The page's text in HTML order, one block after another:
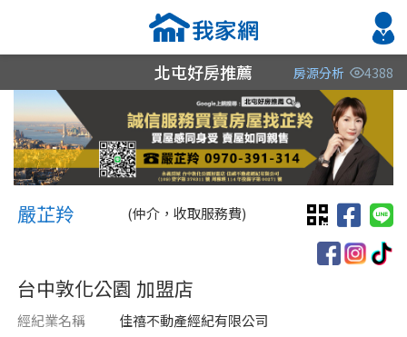
縣市
不限
桃園市
區域
不限
縣市
不限
區域
不限
縣市
不限
區域
不限
北屯好房推薦 房源分析 4388
嚴芷羚 嚴芷羚
嚴芷羚 (仲介，收取服務費)
台中敦化公園 加盟店
經紀業名稱
佳禧不動產經紀有限公司